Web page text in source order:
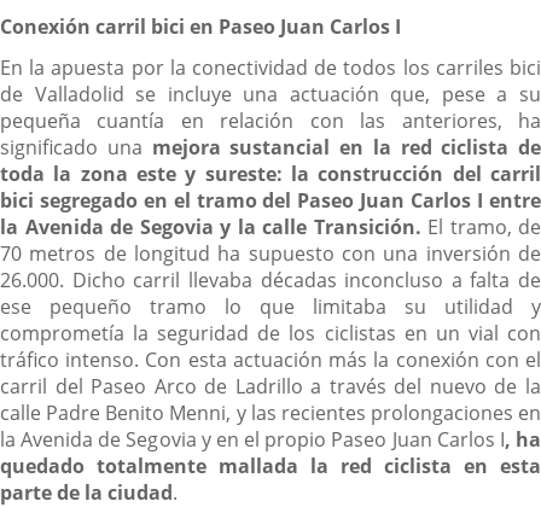
Conexión carril bici en Paseo Juan Carlos I
En la apuesta por la conectividad de todos los carriles bici
de Valladolid se incluye una actuación que, pese a su
pequeña cuantía en relación con las anteriores, ha
significado una mejora sustancial en la red ciclista de
toda la zona este y sureste: la construcción del carril
bici segregado en el tramo del Paseo Juan Carlos I entre
la Avenida de Segovia y la calle Transición. El tramo, de
70 metros de longitud ha supuesto con una inversión de
26.000. Dicho carril llevaba décadas inconcluso a falta de
ese pequeño tramo lo que limitaba su utilidad y
comprometía la seguridad de los ciclistas en un vial con
tráfico intenso. Con esta actuación más la conexión con el
carril del Paseo Arco de Ladrillo a través del nuevo de la
calle Padre Benito Menni, y las recientes prolongaciones en
la Avenida de Segovia y en el propio Paseo Juan Carlos I, ha
quedado totalmente mallada la red ciclista en esta
parte de la ciudad.